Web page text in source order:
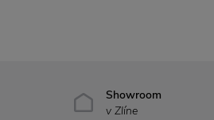
Showroom
v Zlíne